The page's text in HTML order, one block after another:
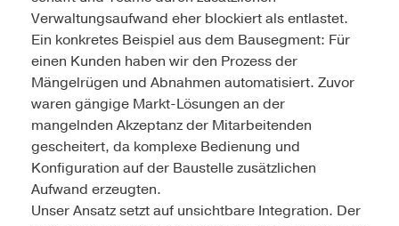
Verwaltungsaufwand eher blockiert als entlastet.
Ein konkretes Beispiel aus dem Bausegment: Für
einen Kunden haben wir den Prozess der
Mängelrügen und Abnahmen automatisiert. Zuvor
waren gängige Markt-Lösungen an der
mangelnden Akzeptanz der Mitarbeitenden
gescheitert, da komplexe Bedienung und
Konfiguration auf der Baustelle zusätzlichen
Aufwand erzeugten.
Unser Ansatz setzt auf unsichtbare Integration. Der